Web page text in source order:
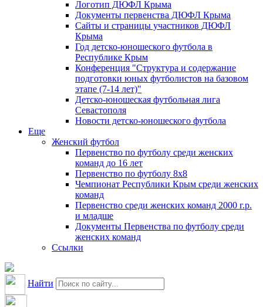
Логотип ДЮФЛ Крыма
Документы первенства ДЮФЛ Крыма
Сайты и страницы участников ДЮФЛ
Крыма
Год детско-юношеского футбола в
Республике Крым
Конференция "Структура и содержание
подготовки юных футболистов на базовом
этапе (7-14 лет)"
Детско-юношеская футбольная лига
Севастополя
Новости детско-юношеского футбола
Еще
Женский футбол
Первенство по футболу среди женских
команд до 16 лет
Первенство по футболу 8х8
Чемпионат Республики Крым среди женских
команд
Первенство среди женских команд 2000 г.р.
и младше
Документы Первенства по футболу среди
женских команд
Ссылки
Найти